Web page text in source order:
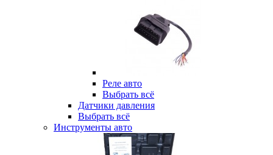
Реле авто
Выбрать всё
Датчики давления
Выбрать всё
Инструменты авто